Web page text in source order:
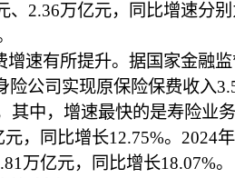
、2.36万亿元，同比增速分
速有所提升。据国家金融监
险公司实现原保险保费收入
其中，增速最快的是寿险业
，同比增长12.75%。2024
万亿元，同比增长18.07%。